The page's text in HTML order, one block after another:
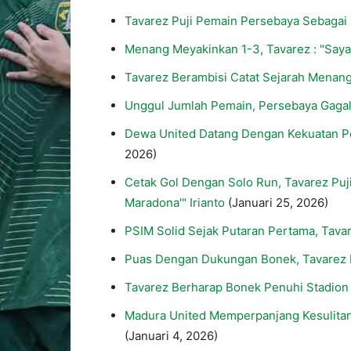
Tavarez Puji Pemain Persebaya
Menang Meyakinkan 1-3, Tavarez :
Tavarez Berambisi Catat Sejarah
Unggul Jumlah Pemain, Persebaya
Dewa United Datang Dengan Kekuatan
2026)
Cetak Gol Dengan Solo Run, Tavarez
Maradona'" Irianto (Januari 25, 2026)
PSIM Solid Sejak Putaran Pertama,
Puas Dengan Dukungan Bonek,
Tavarez Berharap Bonek Penuhi Stadion
Madura United Memperpanjang
(Januari 4, 2026)